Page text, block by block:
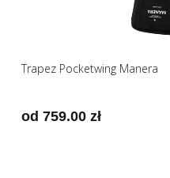
Trapez Pocketwing Manera
od 759.00 zł